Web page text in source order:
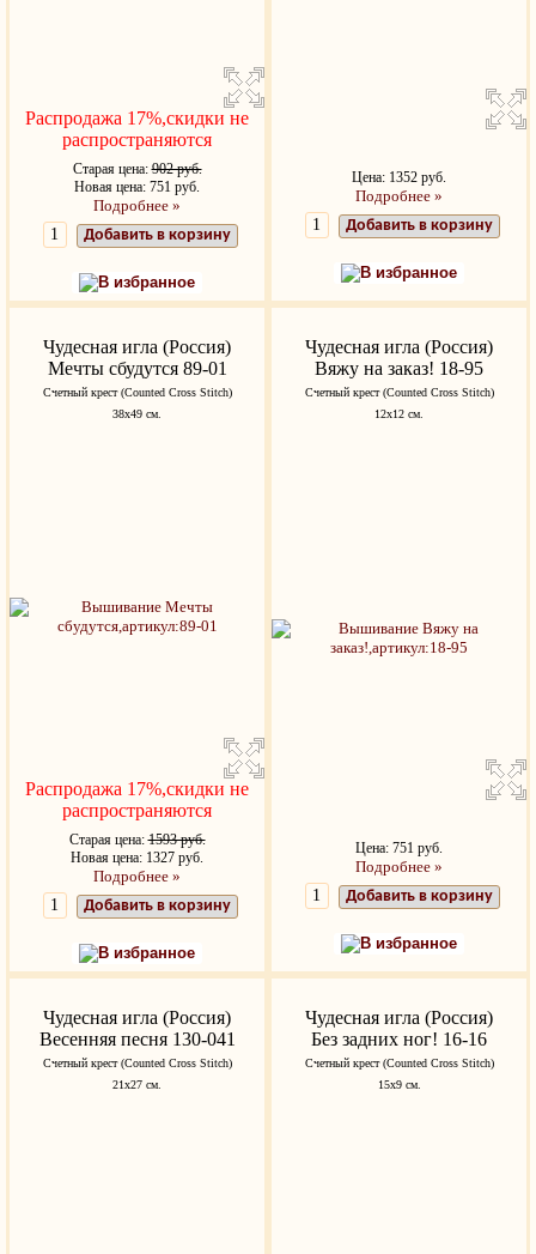
Распродажа 17%,скидки не
распространяются
Старая цена:902 руб.
Новая цена: 751 руб.
Подробнее »
Добавить в корзину
В избранное
Цена: 1352 руб.
Подробнее »
Добавить в корзину
В избранное
Чудесная игла (Россия)
Мечты сбудутся 89-01
Счетный крест (Counted Cross Stitch)
38х49 см.
Распродажа 17%,скидки не
распространяются
Старая цена:1593 руб.
Новая цена: 1327 руб.
Подробнее »
Добавить в корзину
В избранное
Чудесная игла (Россия)
Вяжу на заказ! 18-95
Счетный крест (Counted Cross Stitch)
12х12 см.
Цена: 751 руб.
Подробнее »
Добавить в корзину
В избранное
Чудесная игла (Россия)
Весенняя песня 130-041
Счетный крест (Counted Cross Stitch)
21х27 см.
Чудесная игла (Россия)
Без задних ног! 16-16
Счетный крест (Counted Cross Stitch)
15х9 см.